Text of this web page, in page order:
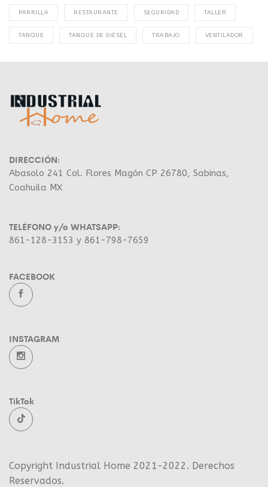
PARRILLA RESTAURANTE SEGURIDAD TALLER
TANQUE TANQUE DE DIESEL TRABAJO VENTILADOR
DIRECCIÓN:
Abasolo 241 Col. Flores Magón CP 26780, Sabinas,
Coahuila MX
TELÉFONO y/o WHATSAPP:
861-128-3153 y 861-798-7659
FACEBOOK
INSTAGRAM
TikTok
Copyright Industrial Home 2021-2022. Derechos
Reservados.